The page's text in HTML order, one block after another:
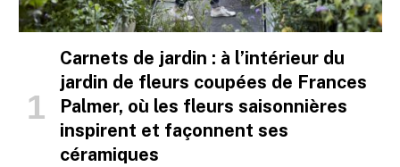
Carnets de jardin : à l’intérieur du
jardin de fleurs coupées de Frances
Palmer, où les fleurs saisonnières
inspirent et façonnent ses
céramiques